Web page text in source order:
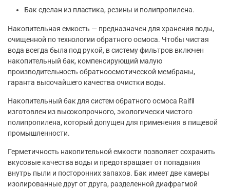
Бак сделан из пластика, резины и полипропилена.
Накопительная емкость — предназначен для хранения воды,
очищенной по технологии обратного осмоса. Чтобы чистая
вода всегда была под рукой, в систему фильтров включен
накопительный бак, компенсирующий малую
производительность обратноосмотической мембраны,
гаранта высочайшего качества очистки воды.
Накопительный бак для систем обратного осмоса Raifil
изготовлен из высокопрочного, экологически чистого
полипропилена, который допущен для применения в пищевой
промышленности.
Герметичность накопительной емкости позволяет сохранить
вкусовые качества воды и предотвращает от попадания
внутрь пыли и посторонних запахов. Бак имеет две камеры
изолированные друг от друга, разделенной диафрагмой